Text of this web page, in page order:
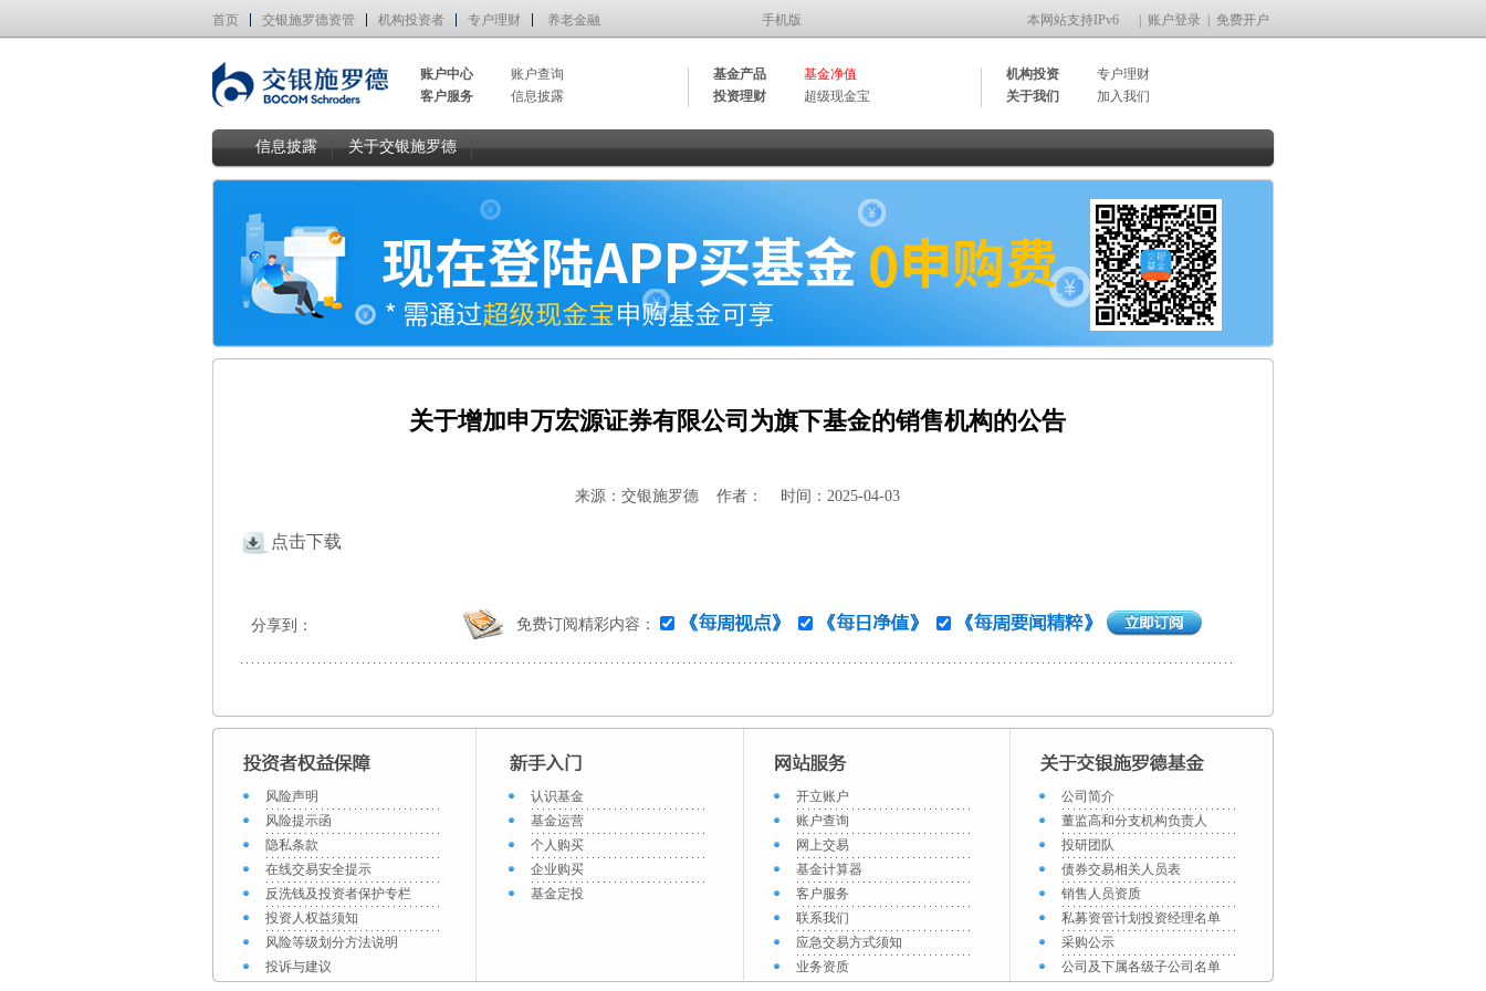
首页 交银施罗德资管 机构投资者 专户理财 养老金融 手机版 本网站支持IPv6 账户登录 免费开户
账户中心
账户查询
客户服务
信息披露
基金产品
基金净值
投资理财
超级现金宝
机构投资
专户理财
关于我们
加入我们
信息披露 关于交银施罗德
关于增加申万宏源证券有限公司为旗下基金的销售机构的公告
来源：交银施罗德 作者： 时间：2025-04-03
点击下载
分享到： 免费订阅精彩内容：
风险声明
风险提示函
隐私条款
在线交易安全提示
反洗钱及投资者保护专栏
投资人权益须知
风险等级划分方法说明
投诉与建议
认识基金
基金运营
个人购买
企业购买
基金定投
开立账户
账户查询
网上交易
基金计算器
客户服务
联系我们
应急交易方式须知
业务资质
公司简介
董监高和分支机构负责人
投研团队
债券交易相关人员表
销售人员资质
私募资管计划投资经理名单
采购公示
公司及下属各级子公司名单